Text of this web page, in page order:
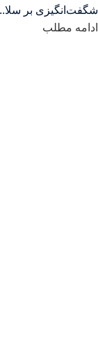
شگفت‌انگیزی بر
ادامه مطلب